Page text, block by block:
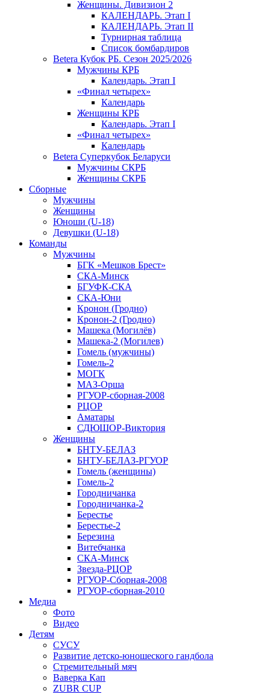
Женщины. Дивизион 2
КАЛЕНДАРЬ. Этап I
КАЛЕНДАРЬ. Этап II
Турнирная таблица
Список бомбардиров
Betera Кубок РБ. Сезон 2025/2026
Мужчины КРБ
Календарь. Этап I
«Финал четырех»
Календарь
Женщины КРБ
Календарь. Этап I
«Финал четырех»
Календарь
Betera Суперкубок Беларуси
Мужчины СКРБ
Женщины СКРБ
Сборные
Мужчины
Женщины
Юноши (U-18)
Девушки (U-18)
Команды
Мужчины
БГК «Мешков Брест»
СКА-Минск
БГУФК-СКА
СКА-Юни
Кронон (Гродно)
Кронон-2 (Гродно)
Машека (Могилёв)
Машека-2 (Могилев)
Гомель (мужчины)
Гомель-2
МОГК
МАЗ-Орша
РГУОР-сборная-2008
РЦОР
Аматары
СДЮШОР-Виктория
Женщины
БНТУ-БЕЛАЗ
БНТУ-БЕЛАЗ-РГУОР
Гомель (женщины)
Гомель-2
Городничанка
Городничанка-2
Берестье
Берестье-2
Березина
Витебчанка
СКА-Минск
Звезда-РЦОР
РГУОР-Сборная-2008
РГУОР-сборная-2010
Медиа
Фото
Видео
Детям
СУСУ
Развитие детско-юношеского гандбола
Стремительный мяч
Ваверка Кап
ZUBR CUP